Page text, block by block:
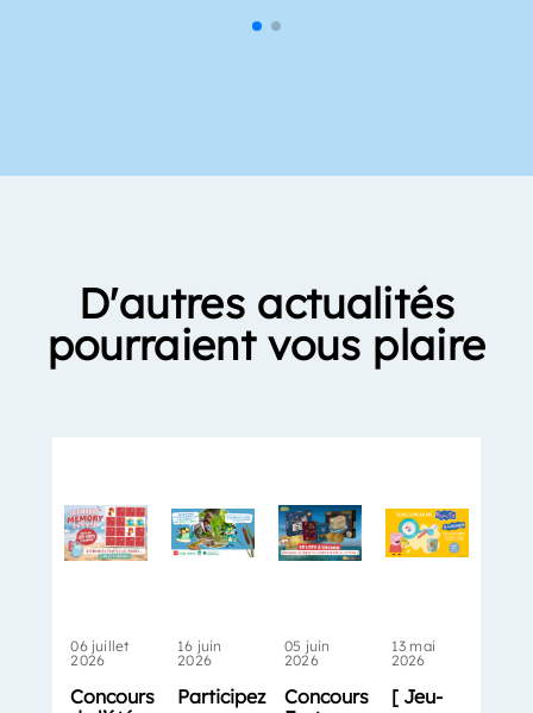
D'autres actualités
pourraient vous plaire
06 juillet
2026
Concours
16 juin
2026
Participez
05 juin
2026
Concours
13 mai
2026
[ Jeu-